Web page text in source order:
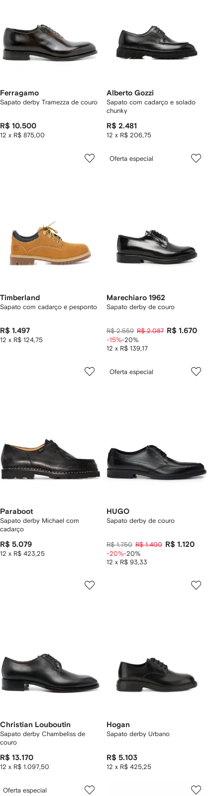
Ferragamo
Sapato derby Tramezza de couro
R$ 10.500
12 x R$ 875,00
Alberto Gozzi
Sapato com cadarço e solado
chunky
R$ 2.481
12 x R$ 206,75
Timberland
Sapato com cadarço e pesponto
R$ 1.497
12 x R$ 124,75
Oferta especial
Marechiaro 1962
Sapato derby de couro
R$ 2.559 R$ 2.087 R$ 1.670
12 x R$ 139,17
-15%-20%
Paraboot
Sapato derby Michael com
cadarço
R$ 5.079
12 x R$ 423,25
Oferta especial
HUGO
Sapato derby de couro
R$ 1.750 R$ 1.400 R$ 1.120
12 x R$ 93,33
-20%-20%
Christian Louboutin
Sapato derby Chambeliss de
couro
R$ 13.170
12 x R$ 1.097,50
Hogan
Sapato derby Urbano
R$ 5.103
12 x R$ 425,25
Oferta especial